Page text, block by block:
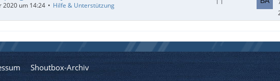
2020 um 14:24 Hilfe & Unterstützung
Shoutbox-Archiv